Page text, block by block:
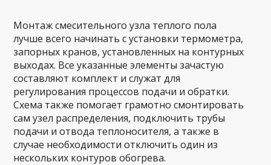
Монтаж смесительного узла теплого пола
лучше всего начинать с установки термометра,
запорных кранов, установленных на контурных
выходах. Все указанные элементы зачастую
составляют комплект и служат для
регулирования процессов подачи и обратки.
Схема также помогает грамотно смонтировать
сам узел распределения, подключить трубы
подачи и отвода теплоносителя, а также в
случае необходимости отключить один из
нескольких контуров обогрева.